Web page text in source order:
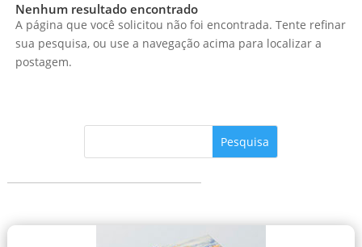
Nenhum resultado encontrado
A página que você solicitou não foi encontrada. Tente refinar
sua pesquisa, ou use a navegação acima para localizar a
postagem.